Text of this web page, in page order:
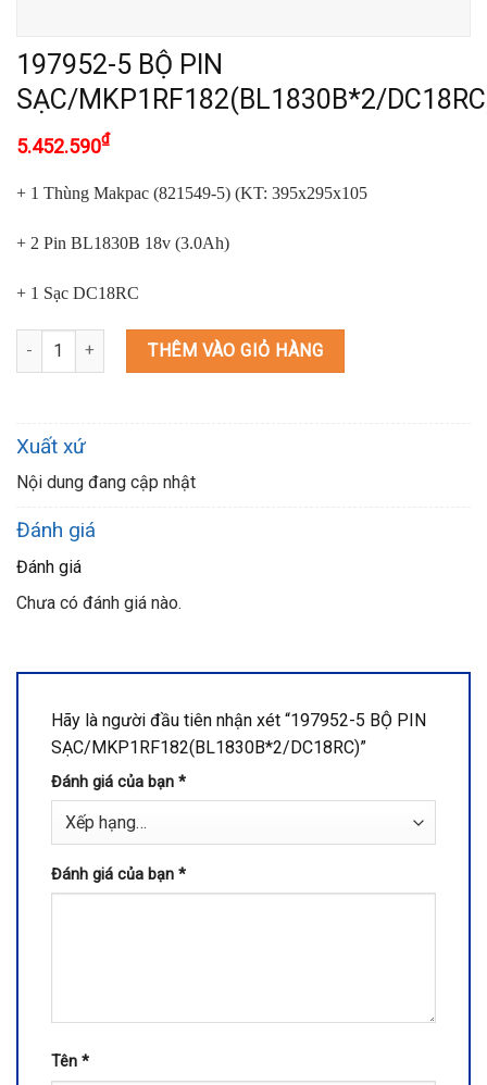
197952-5 BỘ PIN
SẠC/MKP1RF182(BL1830B*2/
5.452.590₫
+ 1 Thùng Makpac (821549-5) (KT: 395x295x105
+ 2 Pin BL1830B 18v (3.0Ah)
+ 1 Sạc DC18RC
197952-5 BỘ PIN SẠC/MKP1RF182(BL1830B*2/DC18RC) số lượng
THÊM VÀO GIỎ HÀNG
Xuất xứ
Nội dung đang cập nhật
Đánh giá
Đánh giá
Chưa có đánh giá nào.
Hãy là người đầu tiên nhận xét “197952-5 BỘ PIN
SẠC/MKP1RF182(BL1830B*2/DC18RC)”
Đánh giá của bạn *
Đánh giá của bạn *
Tên *